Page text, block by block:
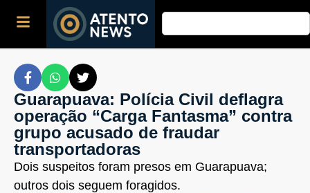
Guarapuava: Polícia Civil deflagra
operação “Carga Fantasma” contra
grupo acusado de fraudar
transportadoras
Dois suspeitos foram presos em Guarapuava;
outros dois seguem foragidos.